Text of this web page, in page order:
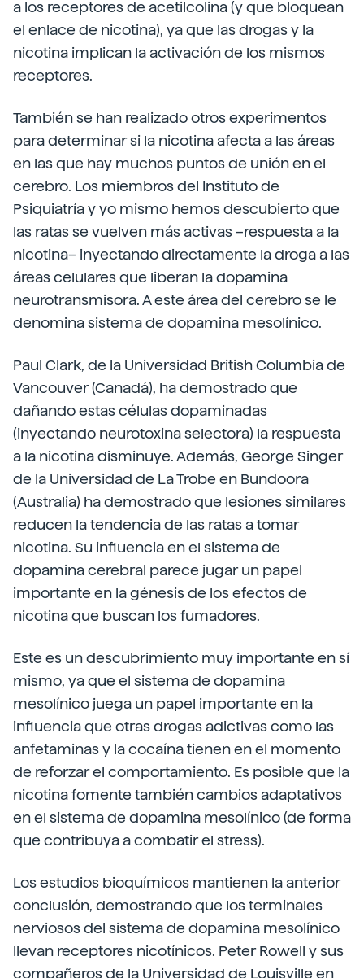
a los receptores de acetilcolina (y que bloquean
el enlace de nicotina), ya que las drogas y la
nicotina implican la activación de los mismos
receptores.
También se han realizado otros experimentos
para determinar si la nicotina afecta a las áreas
en las que hay muchos puntos de unión en el
cerebro. Los miembros del Instituto de
Psiquiatría y yo mismo hemos descubierto que
las ratas se vuelven más activas –respuesta a la
nicotina– inyectando directamente la droga a las
áreas celulares que liberan la dopamina
neurotransmisora. A este área del cerebro se le
denomina sistema de dopamina mesolínico.
Paul Clark, de la Universidad British Columbia de
Vancouver (Canadá), ha demostrado que
dañando estas células dopaminadas
(inyectando neurotoxina selectora) la respuesta
a la nicotina disminuye. Además, George Singer
de la Universidad de La Trobe en Bundoora
(Australia) ha demostrado que lesiones similares
reducen la tendencia de las ratas a tomar
nicotina. Su influencia en el sistema de
dopamina cerebral parece jugar un papel
importante en la génesis de los efectos de
nicotina que buscan los fumadores.
Este es un descubrimiento muy importante en sí
mismo, ya que el sistema de dopamina
mesolínico juega un papel importante en la
influencia que otras drogas adictivas como las
anfetaminas y la cocaína tienen en el momento
de reforzar el comportamiento. Es posible que la
nicotina fomente también cambios adaptativos
en el sistema de dopamina mesolínico (de forma
que contribuya a combatir el stress).
Los estudios bioquímicos mantienen la anterior
conclusión, demostrando que los terminales
nerviosos del sistema de dopamina mesolínico
llevan receptores nicotínicos. Peter Rowell y sus
compañeros de la Universidad de Louisville en